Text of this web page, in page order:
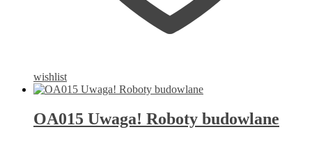
wishlist
OA015 Uwaga! Roboty budowlane